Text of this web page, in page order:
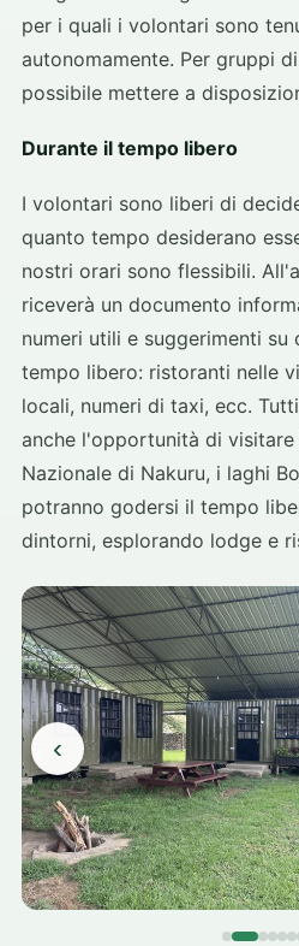
per i quali i volontari sono
autonomamente. Per gruppi
possibile mettere a
Durante il tempo libero
I volontari sono liberi di
quanto tempo desiderano
nostri orari sono flessibili.
riceverà un documento
numeri utili e suggerimenti su
tempo libero: ristoranti nelle
locali, numeri di taxi, ecc.
anche l'opportunità di
Nazionale di Nakuru, i laghi
potranno godersi il tempo
dintorni, esplorando lodge e
‹